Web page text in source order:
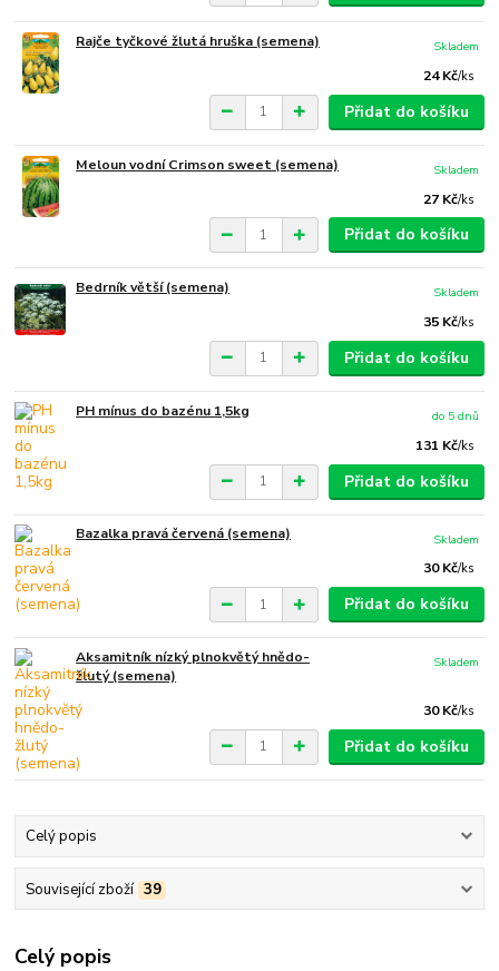
Rajče tyčkové žlutá hruška (semena)
24 Kč/ks
Skladem
Přidat do košíku
Meloun vodní Crimson sweet (semena)
27 Kč/ks
Skladem
Přidat do košíku
Bedrník větší (semena)
35 Kč/ks
Skladem
Přidat do košíku
PH mínus do bazénu 1,5kg
131 Kč/ks
do 5 dnů
Přidat do košíku
Bazalka pravá červená (semena)
30 Kč/ks
Skladem
Přidat do košíku
Aksamitník nízký plnokvětý hnědo-
žlutý (semena)
30 Kč/ks
Skladem
Přidat do košíku
Celý popis
Související zboží 39
Celý popis